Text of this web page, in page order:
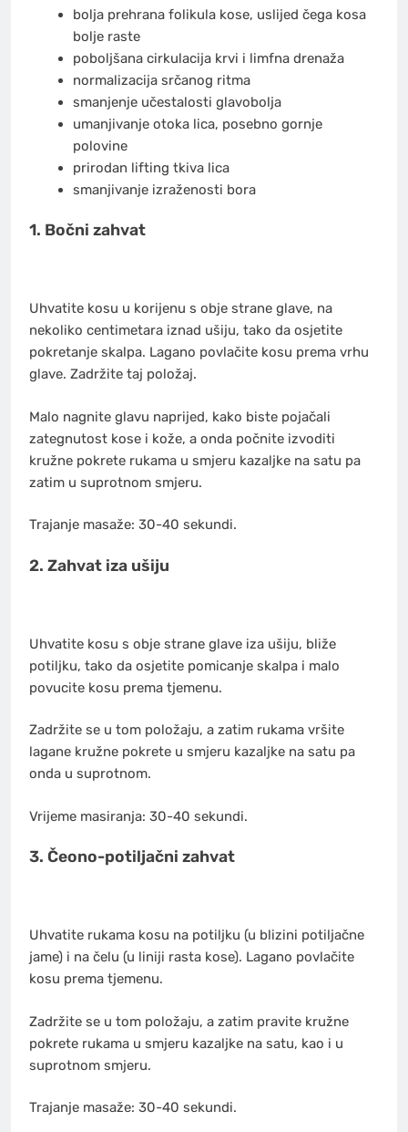
bolja prehrana folikula kose, uslijed čega kosa
bolje raste
poboljšana cirkulacija krvi i limfna drenaža
normalizacija srčanog ritma
smanjenje učestalosti glavobolja
umanjivanje otoka lica, posebno gornje
polovine
prirodan lifting tkiva lica
smanjivanje izraženosti bora
1. Bočni zahvat
Uhvatite kosu u korijenu s obje strane glave, na
nekoliko centimetara iznad ušiju, tako da osjetite
pokretanje skalpa. Lagano povlačite kosu prema vrhu
glave. Zadržite taj položaj.
Malo nagnite glavu naprijed, kako biste pojačali
zategnutost kose i kože, a onda počnite izvoditi
kružne pokrete rukama u smjeru kazaljke na satu pa
zatim u suprotnom smjeru.
Trajanje masaže: 30-40 sekundi.
2. Zahvat iza ušiju
Uhvatite kosu s obje strane glave iza ušiju, bliže
potiljku, tako da osjetite pomicanje skalpa i malo
povucite kosu prema tjemenu.
Zadržite se u tom položaju, a zatim rukama vršite
lagane kružne pokrete u smjeru kazaljke na satu pa
onda u suprotnom.
Vrijeme masiranja: 30-40 sekundi.
3. Čeono-potiljačni zahvat
Uhvatite rukama kosu na potiljku (u blizini potiljačne
jame) i na čelu (u liniji rasta kose). Lagano povlačite
kosu prema tjemenu.
Zadržite se u tom položaju, a zatim pravite kružne
pokrete rukama u smjeru kazaljke na satu, kao i u
suprotnom smjeru.
Trajanje masaže: 30-40 sekundi.